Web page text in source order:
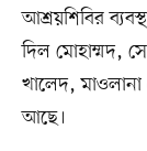
আশ্রয়শিবির
দিল মোহাম্মদ,
খালেদ,
আছে।